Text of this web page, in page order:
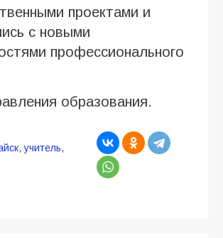
проектами и
с новыми
профессионального
образования.
,учитель,